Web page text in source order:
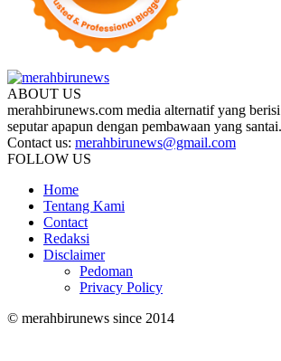
ABOUT US
merahbirunews.com media alternatif yang
seputar apapun dengan pembawaan yang santai.
Contact us: merahbirunews@gmail.com
FOLLOW US
Home
Tentang Kami
Contact
Redaksi
Disclaimer
Pedoman
Privacy Policy
© merahbirunews since 2014